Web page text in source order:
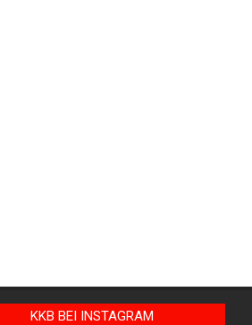
KKB BEI INSTAGRAM